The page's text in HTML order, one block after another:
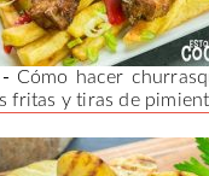
- Cómo hacer
fritas y tiras de